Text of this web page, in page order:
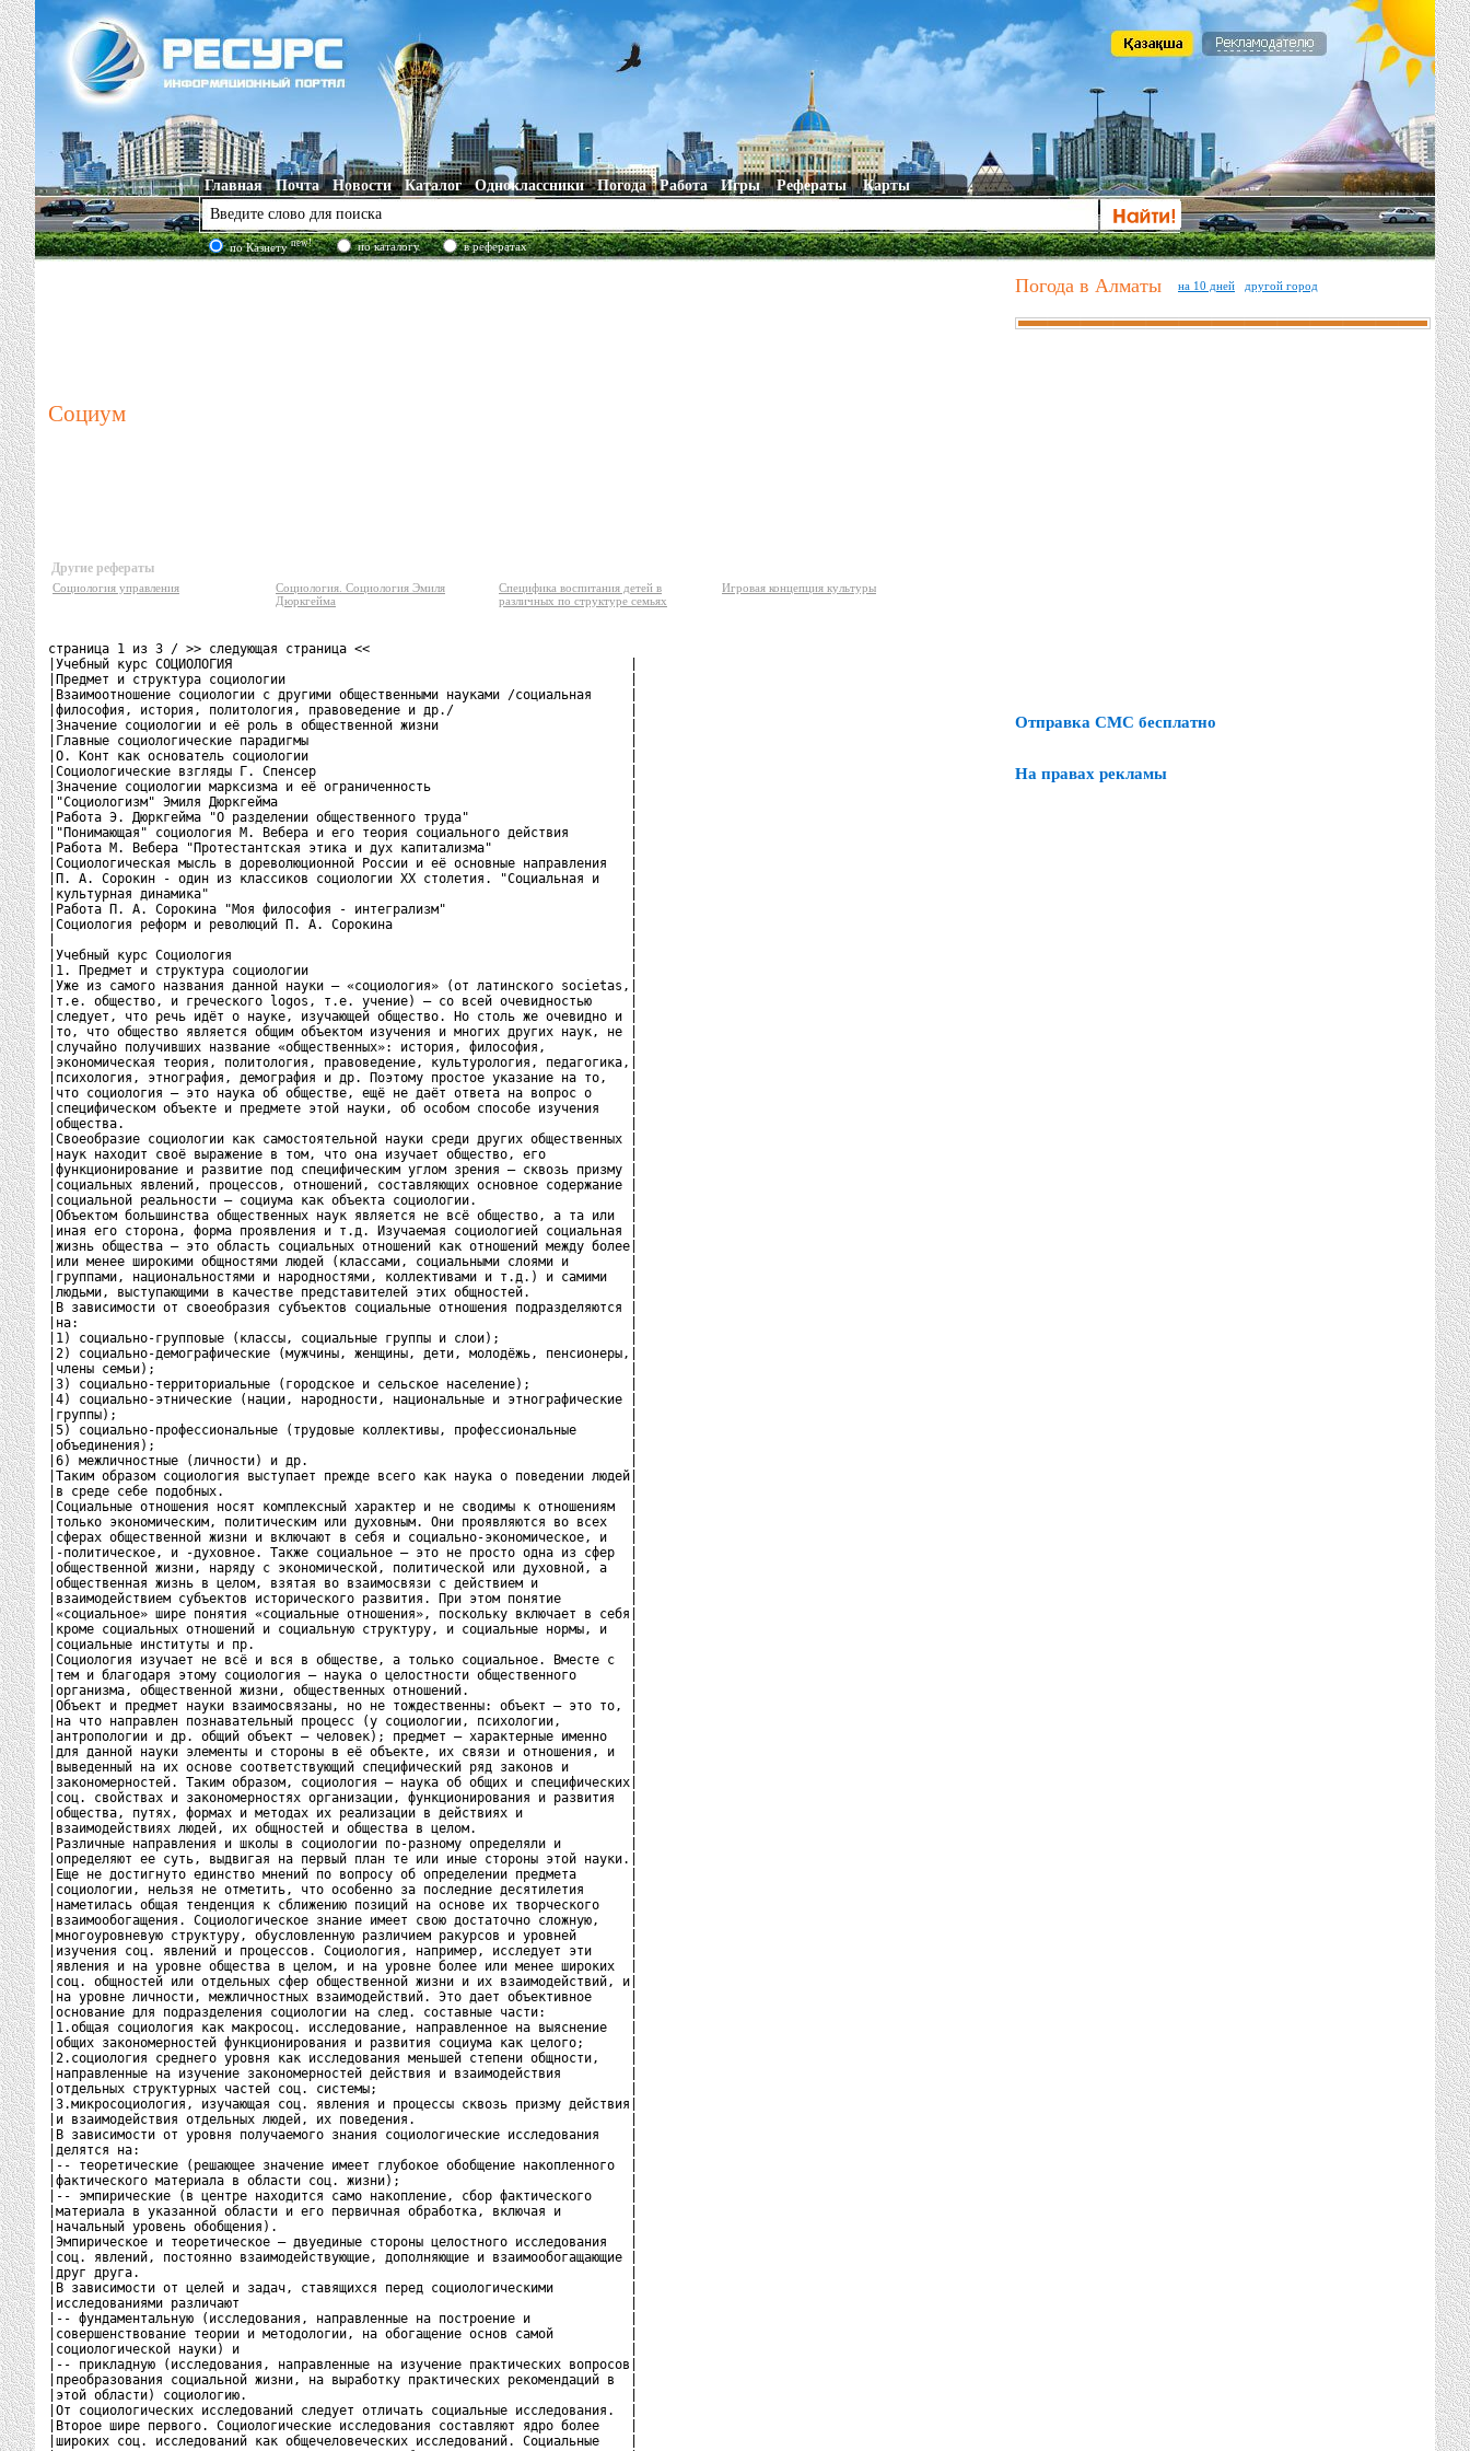
Главная Почта Новости Каталог Одноклассники Погода Работа Игры Рефераты Карты
по Казнетуnew! по каталогу в рефератах
Социум
Другие рефераты
Социология управления
Социология. Социология Эмиля
Дюркгейма
Специфика воспитания детей в
различных по структуре семьях
Игровая концепция культуры
страница 1 из 3 / >> следующая страница <<
|Учебный курс СОЦИОЛОГИЯ                                                    |
|Предмет и структура социологии                                             |
|Взаимоотношение социологии с другими общественными науками /социальная     |
|философия, история, политология, правоведение и др./                       |
|Значение социологии и её роль в общественной жизни                         |
|Главные социологические парадигмы                                          |
|О. Конт как основатель социологии                                          |
|Социологические взгляды Г. Спенсер                                         |
|Значение социологии марксизма и её ограниченность                          |
|"Социологизм" Эмиля Дюркгейма                                              |
|Работа Э. Дюркгейма "О разделении общественного труда"                     |
|"Понимающая" социология М. Вебера и его теория социального действия        |
|Работа М. Вебера "Протестантская этика и дух капитализма"                  |
|Социологическая мысль в дореволюционной России и её основные направления   |
|П. А. Сорокин - один из классиков социологии XX столетия. "Социальная и    |
|культурная динамика"                                                       |
|Работа П. А. Сорокина "Моя философия - интегрализм"                        |
|Социология реформ и революций П. А. Сорокина                               |
|Учебный курс Социология                                                    |
|1. Предмет и структура социологии                                          |
|Уже из самого названия данной науки – «социология» (от латинского societas,|
|т.е. общество, и греческого logos, т.е. учение) – со всей очевидностью     |
|следует, что речь идёт о науке, изучающей общество. Но столь же очевидно и |
|то, что общество является общим объектом изучения и многих других наук, не |
|случайно получивших название «общественных»: история, философия,           |
|экономическая теория, политология, правоведение, культурология, педагогика,|
|психология, этнография, демография и др. Поэтому простое указание на то,   |
|что социология – это наука об обществе, ещё не даёт ответа на вопрос о     |
|специфическом объекте и предмете этой науки, об особом способе изучения    |
|общества.                                                                  |
|Своеобразие социологии как самостоятельной науки среди других общественных |
|наук находит своё выражение в том, что она изучает общество, его           |
|функционирование и развитие под специфическим углом зрения – сквозь призму |
|социальных явлений, процессов, отношений, составляющих основное содержание |
|социальной реальности – социума как объекта социологии.                    |
|Объектом большинства общественных наук является не всё общество, а та или  |
|иная его сторона, форма проявления и т.д. Изучаемая социологией социальная |
|жизнь общества – это область социальных отношений как отношений между более|
|или менее широкими общностями людей (классами, социальными слоями и        |
|группами, национальностями и народностями, коллективами и т.д.) и самими   |
|людьми, выступающими в качестве представителей этих общностей.             |
|В зависимости от своеобразия субъектов социальные отношения подразделяются |
|на:                                                                        |
|1) социально-групповые (классы, социальные группы и слои);                 |
|2) социально-демографические (мужчины, женщины, дети, молодёжь, пенсионеры,|
|члены семьи);                                                              |
|3) социально-территориальные (городское и сельское население);             |
|4) социально-этнические (нации, народности, национальные и этнографические |
|группы);                                                                   |
|5) социально-профессиональные (трудовые коллективы, профессиональные       |
|объединения);                                                              |
|6) межличностные (личности) и др.                                          |
|Таким образом социология выступает прежде всего как наука о поведении людей|
|в среде себе подобных.                                                     |
|Социальные отношения носят комплексный характер и не сводимы к отношениям  |
|только экономическим, политическим или духовным. Они проявляются во всех   |
|сферах общественной жизни и включают в себя и социально-экономическое, и   |
|-политическое, и -духовное. Также социальное – это не просто одна из сфер  |
|общественной жизни, наряду с экономической, политической или духовной, а   |
|общественная жизнь в целом, взятая во взаимосвязи с действием и            |
|взаимодействием субъектов исторического развития. При этом понятие         |
|«социальное» шире понятия «социальные отношения», поскольку включает в себя|
|кроме социальных отношений и социальную структуру, и социальные нормы, и   |
|социальные институты и пр.                                                 |
|Социология изучает не всё и вся в обществе, а только социальное. Вместе с  |
|тем и благодаря этому социология – наука о целостности общественного       |
|организма, общественной жизни, общественных отношений.                     |
|Объект и предмет науки взаимосвязаны, но не тождественны: объект – это то, |
|на что направлен познавательный процесс (у социологии, психологии,         |
|антропологии и др. общий объект – человек); предмет – характерные именно   |
|для данной науки элементы и стороны в её объекте, их связи и отношения, и  |
|выведенный на их основе соответствующий специфический ряд законов и        |
|закономерностей. Таким образом, социология – наука об общих и специфических|
|соц. свойствах и закономерностях организации, функционирования и развития  |
|общества, путях, формах и методах их реализации в действиях и              |
|взаимодействиях людей, их общностей и общества в целом.                    |
|Различные направления и школы в социологии по-разному определяли и         |
|определяют ее суть, выдвигая на первый план те или иные стороны этой науки.|
|Еще не достигнуто единство мнений по вопросу об определении предмета       |
|социологии, нельзя не отметить, что особенно за последние десятилетия      |
|наметилась общая тенденция к сближению позиций на основе их творческого    |
|взаимообогащения. Социологическое знание имеет свою достаточно сложную,    |
|многоуровневую структуру, обусловленную различием ракурсов и уровней       |
|изучения соц. явлений и процессов. Социология, например, исследует эти     |
|явления и на уровне общества в целом, и на уровне более или менее широких  |
|соц. общностей или отдельных сфер общественной жизни и их взаимодействий, и|
|на уровне личности, межличностных взаимодействий. Это дает объективное     |
|основание для подразделения социологии на след. составные части:           |
|1.общая социология как макросоц. исследование, направленное на выяснение   |
|общих закономерностей функционирования и развития социума как целого;      |
|2.социология среднего уровня как исследования меньшей степени общности,    |
|направленные на изучение закономерностей действия и взаимодействия         |
|отдельных структурных частей соц. системы;                                 |
|3.микросоциология, изучающая соц. явления и процессы сквозь призму действия|
|и взаимодействия отдельных людей, их поведения.                            |
|В зависимости от уровня получаемого знания социологические исследования    |
|делятся на:                                                                |
|-- теоретические (решающее значение имеет глубокое обобщение накопленного  |
|фактического материала в области соц. жизни);                              |
|-- эмпирические (в центре находится само накопление, сбор фактического     |
|материала в указанной области и его первичная обработка, включая и         |
|начальный уровень обобщения).                                              |
|Эмпирическое и теоретическое – двуединые стороны целостного исследования   |
|соц. явлений, постоянно взаимодействующие, дополняющие и взаимообогащающие |
|друг друга.                                                                |
|В зависимости от целей и задач, ставящихся перед социологическими          |
|исследованиями различают                                                   |
|-- фундаментальную (исследования, направленные на построение и             |
|совершенствование теории и методологии, на обогащение основ самой          |
|социологической науки) и                                                   |
|-- прикладную (исследования, направленные на изучение практических вопросов|
|преобразования социальной жизни, на выработку практических рекомендаций в  |
|этой области) социологию.                                                  |
|От социологических исследований следует отличать социальные исследования.  |
|Второе шире первого. Социологические исследования составляют ядро более    |
|широких соц. исследований как общечеловеческих исследований. Социальные    |
Погода в Алматы на 10 дней другой город
Отправка СМС бесплатно
На правах рекламы